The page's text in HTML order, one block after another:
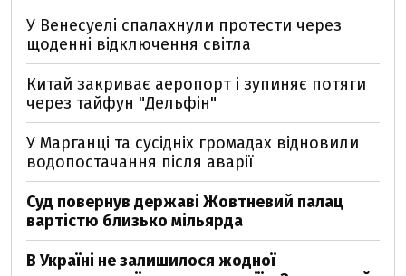
У Венесуелі спалахнули протести через
щоденні відключення світла
Китай закриває аеропорт і зупиняє потяги
через тайфун "Дельфін"
У Марганці та сусідніх громадах відновили
водопостачання після аварії
Суд повернув державі Жовтневий палац
вартістю близько мільярда
В Україні не залишилося жодної